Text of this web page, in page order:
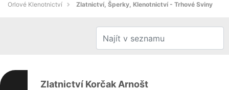
Orlové Klenotnictví Zlatnictví, Šperky, Klenotnictví - Trhové Sviny
Zlatnictví Korčak Arnošt